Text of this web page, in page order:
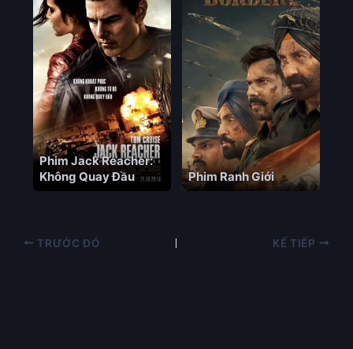
Phim Jack Reacher:
Không Quay Đầu
Phim Ranh Giới
TRƯỚC ĐÓ KẾ TIẾP